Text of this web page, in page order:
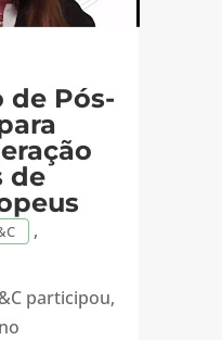
de Pós-
de
,
participou,